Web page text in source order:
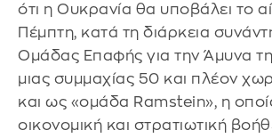
ότι η Ουκρανία θα υποβάλει το
Πέμπτη, κατά τη διάρκεια
Ομάδας Επαφής για την Άμυνα
μιας συμμαχίας 50 και πλέον
και ως «ομάδα Ramstein», η
οικονομική και στρατιωτική